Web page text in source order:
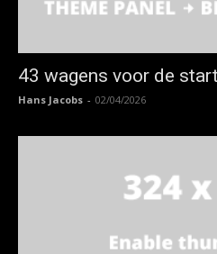
43 wagens voor de
Hans Jacobs - 02/04/2026